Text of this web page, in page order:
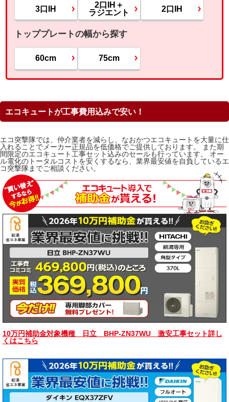
3口IH
2口IH＋
ラジエント
2口IH
トッププレートの幅から探す
60cm 75cm
エコキュートが工事費用込みで安い！
エコ突撃隊では、仲介業者を減らし、なおかつエコキュートを大量に仕
入れることでメーカー正規品を低価格でご提供しております。 また期
間限定のエコキュート工事セット込みのセールも行っています。 オー
ル電化のトータルコストを安くするなら、業界最安値を自負しているエ
コ突撃隊までご相談ください。
10万円補助金対象機種 日立 BHP-ZN37WU 激安工事セット詳し
くはこちら